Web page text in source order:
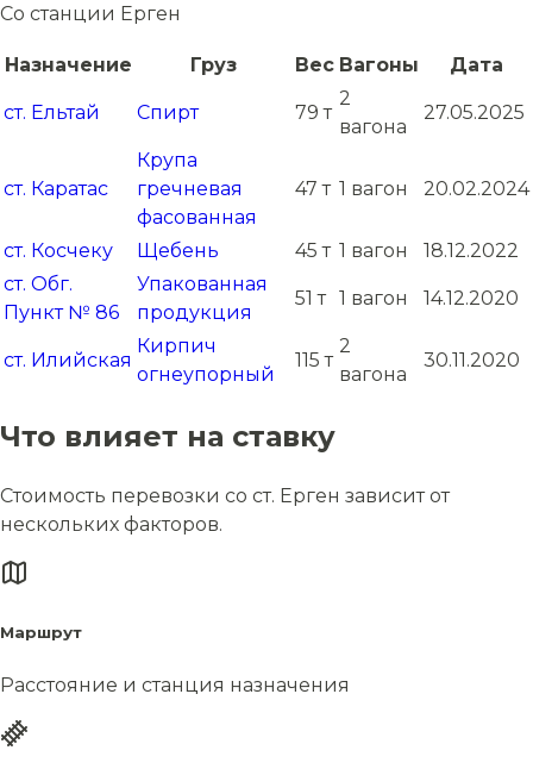
Со станции Ерген
Назначение Груз Вес Вагоны Дата
ст. Ельтай Спирт 79 т
2
вагона
27.05.2025
ст. Каратас
Крупа
гречневая
фасованная
47 т 1 вагон 20.02.2024
ст. Косчеку Щебень 45 т 1 вагон
18.12.2022
ст. Обг.
Пункт № 86
Упакованная
продукция
51 т 1 вагон 14.12.2020
ст. Илийская
Кирпич
огнеупорный
115 т
2
вагона
30.11.2020
Что влияет на ставку
Стоимость перевозки со ст. Ерген зависит от
нескольких факторов.
Маршрут
Расстояние и станция назначения